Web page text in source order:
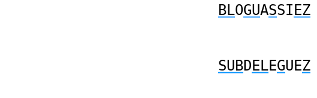
BLOGUASSI EZ
SUBDELEGUEZ